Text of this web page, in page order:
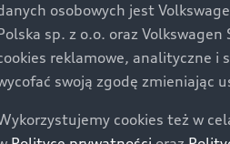
i usługi cyfrowe
powypadkowych
Audi
osobowych jest
sp. z o.o. oraz
reklamowe, analityczne i
swoją zgodę zmieniając
cookies też w